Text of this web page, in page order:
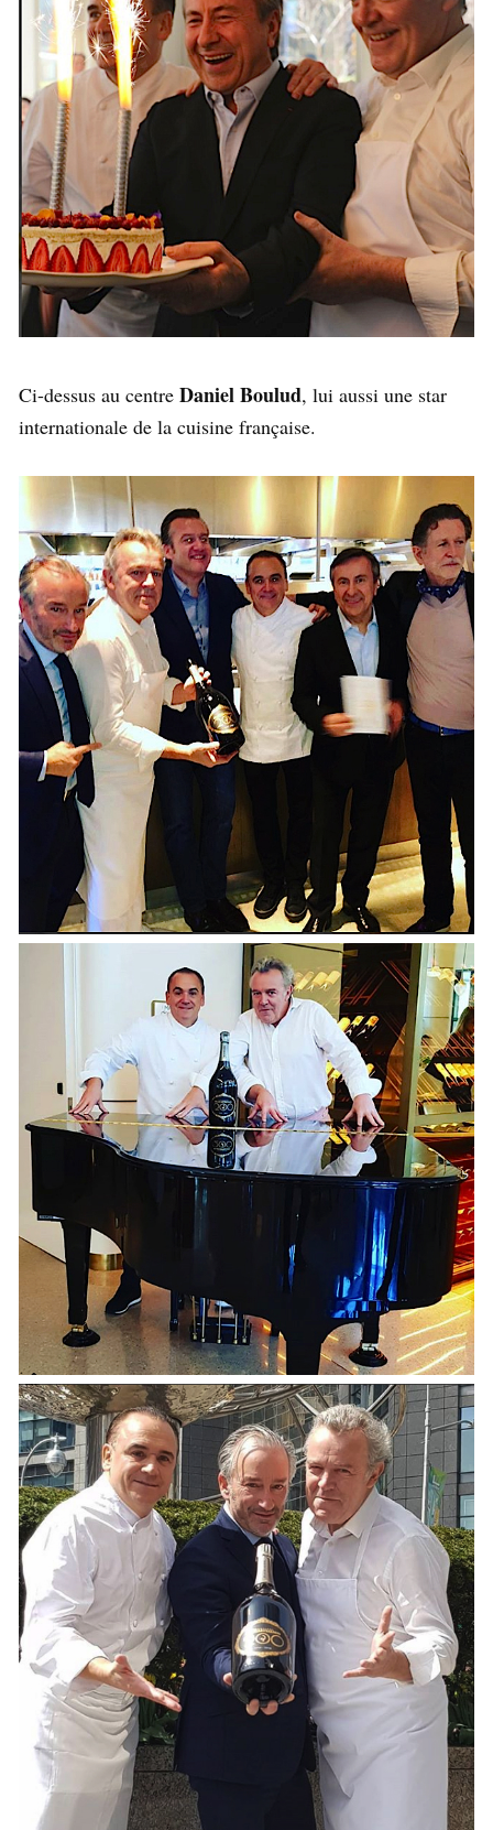
Ci-dessus au centre Daniel Boulud, lui aussi une star
internationale de la cuisine française.